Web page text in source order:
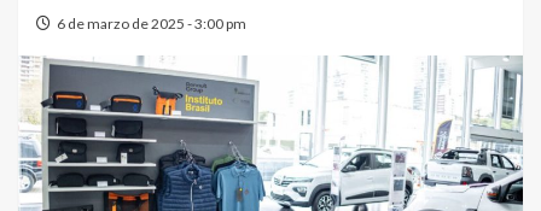
6 de marzo de 2025 - 3:00 pm